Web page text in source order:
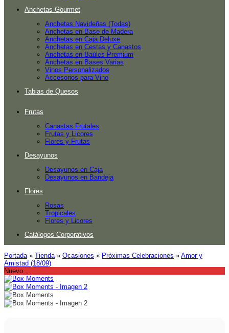
Anchetas Gourmet
Anchetas Navideñas (Todas)
Anchetas en Base de Madera
Anchetas en Caja Deluxe
Anchetas en Cestas y Canastos
Anchetas en Baúles Premium
Anchetas en Bases Varias
Vinos Personalizados
Accesorios para Vino
Tablas de Quesos
Frutas
Canastas Frutales
Frutas y Licores
Flores y Frutas
Desayunos
Desayunos en Caja
Desayunos en Bandeja
Flores
Rosas
Tropicales
Flores y Licores
Catálogos Corporativos
Portada » Tienda » Ocasiones » Próximas Celebraciones » Amor y
Amistad (18/09)
Nuevo